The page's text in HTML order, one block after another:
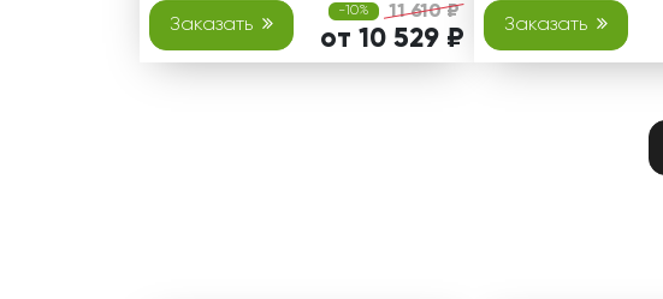
Заказать
-10% 11 610 ₽
от 10 529 ₽
Заказать